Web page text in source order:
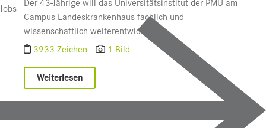
Jobs
Der 43-Jährige will das Universitätsinstitut der PMU am
Campus Landeskrankenhaus fachlich und
wissenschaftlich weiterentwickeln ...
3933 Zeichen
1 Bild
Weiterlesen